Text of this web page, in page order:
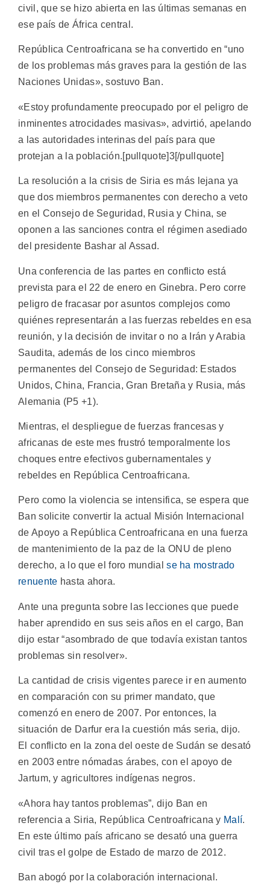
civil, que se hizo abierta en las últimas semanas en
ese país de África central.
República Centroafricana se ha convertido en “uno
de los problemas más graves para la gestión de las
Naciones Unidas», sostuvo Ban.
«Estoy profundamente preocupado por el peligro de
inminentes atrocidades masivas», advirtió, apelando
a las autoridades interinas del país para que
protejan a la población.[pullquote]3[/pullquote]
La resolución a la crisis de Siria es más lejana ya
que dos miembros permanentes con derecho a veto
en el Consejo de Seguridad, Rusia y China, se
oponen a las sanciones contra el régimen asediado
del presidente Bashar al Assad.
Una conferencia de las partes en conflicto está
prevista para el 22 de enero en Ginebra. Pero corre
peligro de fracasar por asuntos complejos como
quiénes representarán a las fuerzas rebeldes en esa
reunión, y la decisión de invitar o no a Irán y Arabia
Saudita, además de los cinco miembros
permanentes del Consejo de Seguridad: Estados
Unidos, China, Francia, Gran Bretaña y Rusia, más
Alemania (P5 +1).
Mientras, el despliegue de fuerzas francesas y
africanas de este mes frustró temporalmente los
choques entre efectivos gubernamentales y
rebeldes en República Centroafricana.
Pero como la violencia se intensifica, se espera que
Ban solicite convertir la actual Misión Internacional
de Apoyo a República Centroafricana en una fuerza
de mantenimiento de la paz de la ONU de pleno
derecho, a lo que el foro mundialse ha mostrado
renuente hasta ahora.
Ante una pregunta sobre las lecciones que puede
haber aprendido en sus seis años en el cargo, Ban
dijo estar “asombrado de que todavía existan tantos
problemas sin resolver».
La cantidad de crisis vigentes parece ir en aumento
en comparación con su primer mandato, que
comenzó en enero de 2007. Por entonces, la
situación de Darfur era la cuestión más seria, dijo.
El conflicto en la zona del oeste de Sudán se desató
en 2003 entre nómadas árabes, con el apoyo de
Jartum, y agricultores indígenas negros.
«Ahora hay tantos problemas”, dijo Ban en
referencia a Siria, República Centroafricana y Malí.
En este último país africano se desató una guerra
civil tras el golpe de Estado de marzo de 2012.
Ban abogó por la colaboración internacional.